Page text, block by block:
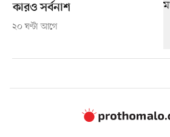
কারও সর্বনাশ
২০ ঘণ্টা আগে